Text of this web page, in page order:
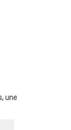
une